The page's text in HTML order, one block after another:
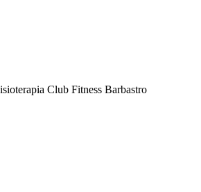
Club Fitness Barbastro